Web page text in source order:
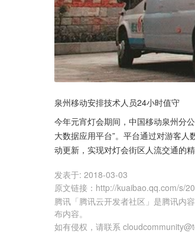
泉州移动安排技术人员24小时值守
今年元宵灯会期间，中国移动泉州分
大数据应用平台”。平台通过对游客
动更新，实现对灯会街区人流交通的精
发表于: 2018-03-03
原文链接 ： http://kuaibao.qq.com/s/
腾讯「腾讯云开发者社区」是腾讯内
布内容。
如有侵权，请联系